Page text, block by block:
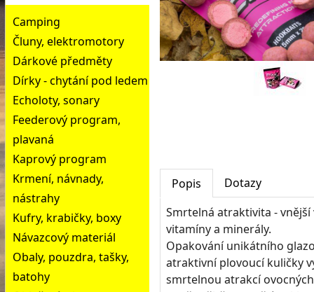
Camping
Čluny, elektromotory
Dárkové předměty
Dírky - chytání pod ledem
Echoloty, sonary
Feederový program,
plavaná
Kaprový program
Krmení, návnady,
nástrahy
Kufry, krabičky, boxy
Návazcový materiál
Obaly, pouzdra, tašky,
batohy
Popis
Dotazy
Smrtelná atraktivita -
vitamíny a minerály.
Opakování unikátního
atraktivní plovoucí kuličky
smrtelnou atrakcí